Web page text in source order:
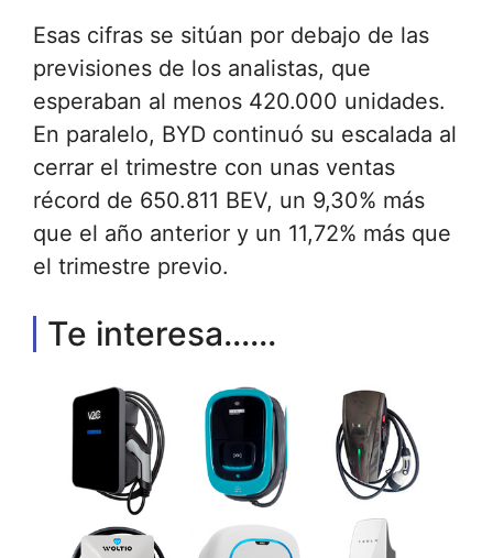
Esas cifras se sitúan por debajo de las
previsiones de los analistas, que
esperaban al menos 420.000 unidades.
En paralelo, BYD continuó su escalada al
cerrar el trimestre con unas ventas
récord de 650.811 BEV, un 9,30% más
que el año anterior y un 11,72% más que
el trimestre previo.
Te interesa......